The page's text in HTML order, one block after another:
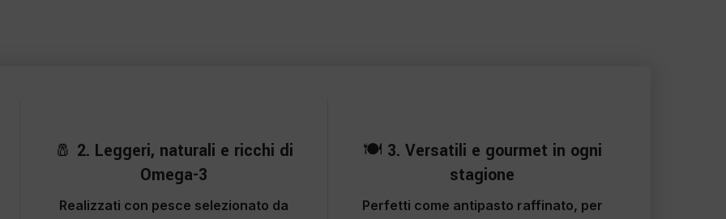
🧂 2. Leggeri, naturali e ricchi di
Omega-3
Realizzati con pesce selezionato da
🍽️ 3. Versatili e gourmet in ogni
stagione
Perfetti come antipasto raffinato, per